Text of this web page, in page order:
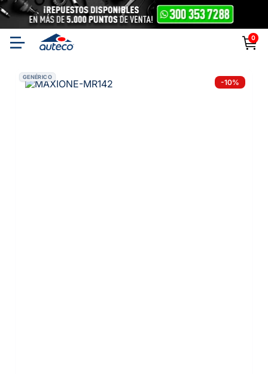
0
-10%
GENÉRICO